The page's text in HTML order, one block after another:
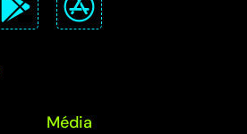
Média